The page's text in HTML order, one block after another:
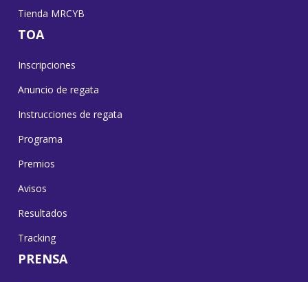
Tienda MRCYB
TOA
Inscripciones
Anuncio de regata
Instrucciones de regata
Programa
Premios
Avisos
Resultados
Tracking
PRENSA